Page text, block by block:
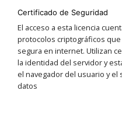
Certificado de Seguridad
El acceso a esta licencia
protocolos criptográficos
segura en internet. Utilizan
la identidad del servidor y
el navegador del usuario y
datos